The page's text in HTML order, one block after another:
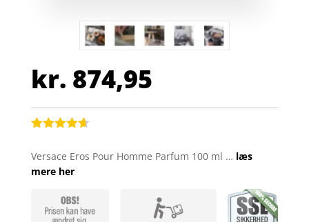
kr. 874,95
ud af 5
baseret på
Versace Eros Pour Homme Parfum 100 ml … læs
mere her